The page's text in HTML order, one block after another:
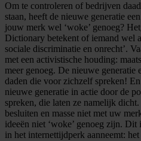
Om te controleren of bedrijven
staan, heeft de nieuwe generatie
jouw merk wel ‘woke’ genoeg?
Dictionary betekent of iemand wel
sociale discriminatie en onrecht’.
met een activistische houding:
meer genoeg. De nieuwe generatie
daden die voor zichzelf spreken!
nieuwe generatie in actie door de
spreken, die laten ze namelijk
besluiten en masse niet met uw
ideeën niet ‘woke’ genoeg zijn.
in het internettijdperk aanneemt: